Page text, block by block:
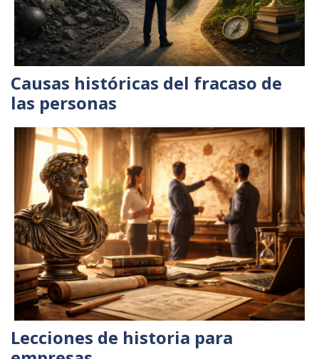
Causas históricas del fracaso de
las personas
Lecciones de historia para